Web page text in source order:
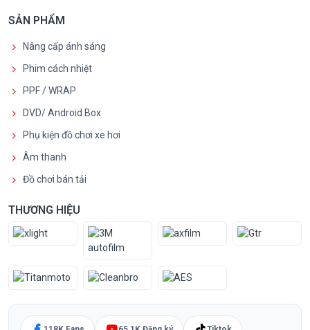
SẢN PHẨM
Nâng cấp ánh sáng
Phim cách nhiệt
PPF / WRAP
DVD/ Android Box
Phụ kiện đồ chơi xe hơi
Âm thanh
Đồ chơi bán tải
THƯƠNG HIỆU